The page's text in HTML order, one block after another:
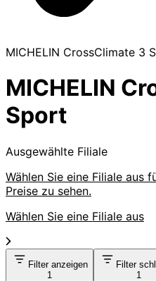
MICHELIN CrossClimate 3
MICHELIN
Sport
Ausgewählte Filiale
Wählen Sie eine Filiale aus
Preise zu sehen.
Wählen Sie eine Filiale aus
Filter anzeigen
1
Filter
1